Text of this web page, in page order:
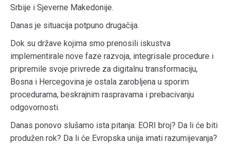
Srbije i Sjeverne Makedonije.
Danas je situacija potpuno drugačija.
Dok su države kojima smo prenosili iskustva
implementirale nove faze razvoja, integrisale procedure i
pripremile svoje privrede za digitalnu transformaciju,
Bosna i Hercegovina je ostala zarobljena u sporim
procedurama, beskrajnim raspravama i prebacivanju
odgovornosti.
Danas ponovo slušamo ista pitanja: EORI broj? Da li će biti
produžen rok? Da li će Evropska unija imati razumijevanja?